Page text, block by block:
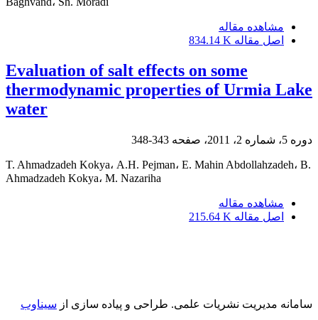
مشاهده مقاله
اصل مقاله 834.14 K
Evaluation of salt effects on some
thermodynamic properties of Urmia Lake
water
دوره 5، شماره 2، 2011، صفحه 343-348
T. Ahmadzadeh Kokya، A.H. Pejman، E. Mahin Abdollahzadeh، B.
Ahmadzadeh Kokya، M. Nazariha
مشاهده مقاله
اصل مقاله 215.64 K
سامانه مدیریت نشریات علمی. طراحی و پیاده سازی از سیناوب